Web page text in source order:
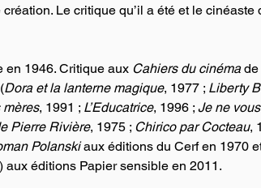
Le critique qu’il a été et le cinéaste
en 1946. Critique aux Cahiers du cinéma de
Dora et la lanterne magique, 1977 ; Liberty
mères, 1991 ; L’Educatrice, 1996 ; Je ne
Pierre Rivière, 1975 ; Chirico par Cocteau,
Polanski aux éditions du Cerf en 1970
aux éditions Papier sensible en 2011.